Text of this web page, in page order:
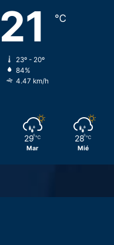
21 ℃
23º - 20º
84%
4.47 km/h
29 ℃
Mar
28 ℃
Mié